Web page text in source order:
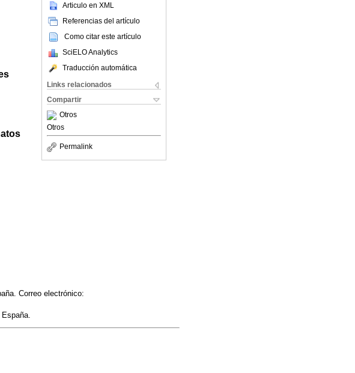
Articulo en XML
Referencias del artículo
Como citar este artículo
SciELO Analytics
Traducción automática
Links relacionados
Compartir
Otros
Otros
Permalink
Correo electrónico: